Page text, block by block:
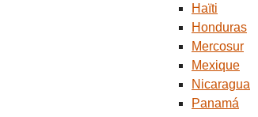
Haïti
Honduras
Mercosur
Mexique
Nicaragua
Panamá